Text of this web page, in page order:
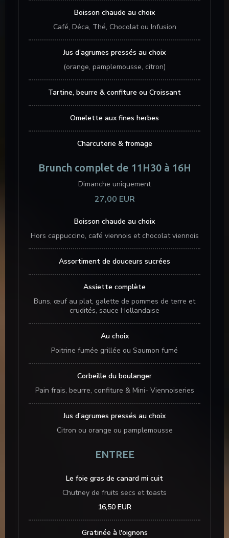
Boisson chaude au choix
Café, Déca, Thé, Chocolat ou Infusion
Jus d’agrumes pressés au choix
(orange, pamplemousse, citron)
Tartine, beurre & confiture ou Croissant
Omelette aux fines herbes
Charcuterie & fromage
Brunch complet de 11H30 à 16H
Dimanche uniquement
27,00 EUR
Boisson chaude au choix
Hors cappuccino, café viennois et chocolat viennois
Assortiment de douceurs sucrées
Assiette complète
Buns, œuf au plat, galette de pommes de terre et
crudités, sauce Hollandaise
Au choix
Poitrine fumée grillée ou Saumon fumé
Corbeille du boulanger
Pain frais, beurre, confiture & Mini- Viennoiseries
Jus d’agrumes pressés au choix
Citron ou orange ou pamplemousse
ENTREE
Le foie gras de canard mi cuit
Chutney de fruits secs et toasts
16,50 EUR
Gratinée à l'oignons